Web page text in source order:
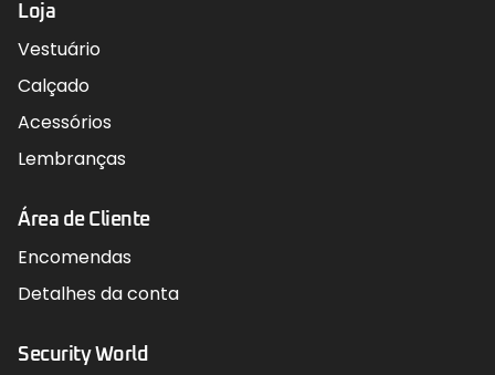
Loja
Vestuário
Calçado
Acessórios
Lembranças
Área de Cliente
Encomendas
Detalhes da conta
Security World